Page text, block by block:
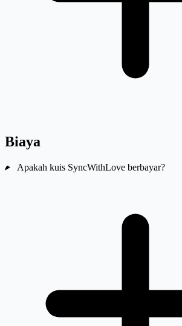
Biaya
Apakah kuis SyncWithLove berbayar?